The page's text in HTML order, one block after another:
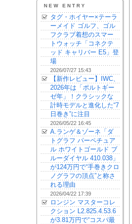
NEW ENTRY
タグ・ホイヤー×テーラ
ーメイド ゴルフ、ゴル
フクラブ着想のスマー
トウォッチ「コネクテ
ッド キャリバー E5」登
場
2026/07/27 15:43
【新作レビュー】IWC、
2026年は「ポルトギー
ゼ年」！クラシックな
計時モデルと進化した“7
日巻き”に注目
2026/05/22 16:45
A.ランゲ＆ゾーネ「ダ
トグラフ パーペチュア
ル ホワイトゴールド ブ
ルーダイヤル 410.038」
が124万円で“手巻きクロ
ノグラフの頂点”と称さ
れる理由
2026/04/22 17:39
ロンジン マスターコレ
クション L2.825.4.53.6
が3.81万円で“コスパ最